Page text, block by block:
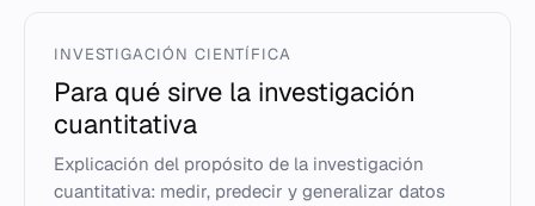
INVESTIGACIÓN CIENTÍFICA
Para qué sirve la investigación
cuantitativa
Explicación del propósito de la investigación
cuantitativa: medir, predecir y generalizar datos